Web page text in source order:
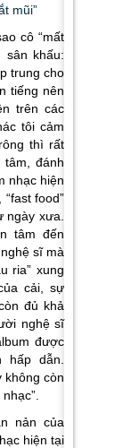
cô “mất
sân khấu:
trung cho
tiếng nên
trên các
tôi cảm
thì rất
đánh
nhạc hiện
food”
ngày xưa.
tâm đến
sĩ mà
ria” xung
cải, sự
đủ khả
nghệ sĩ
được
hấp dẫn.
không còn
nản của
hiện tại